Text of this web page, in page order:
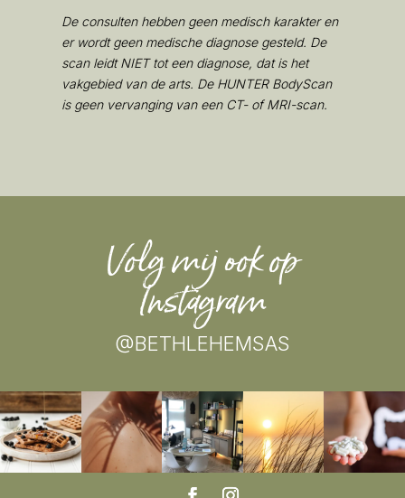
De consulten hebben geen medisch karakter en
er wordt geen medische diagnose gesteld. De
scan leidt NIET tot een diagnose, dat is het
vakgebied van de arts. De HUNTER BodyScan
is geen vervanging van een CT- of MRI-scan.
Volg mij ook op
Instagram
@BETHLEHEMSAS